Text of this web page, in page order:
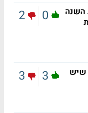
השנה
0
2
שיש
3
3